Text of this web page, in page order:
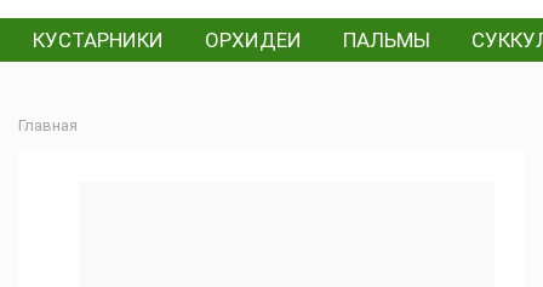
КУСТАРНИКИ ОРХИДЕИ ПАЛЬМЫ
Главная